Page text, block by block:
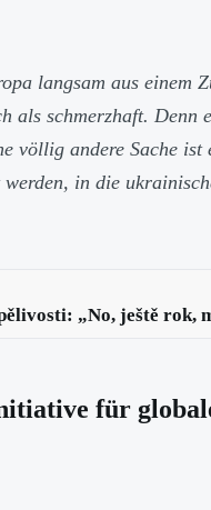
langsam aus einem
schmerzhaft. Denn
völlig andere Sache ist
in die
„No, ještě rok,
für